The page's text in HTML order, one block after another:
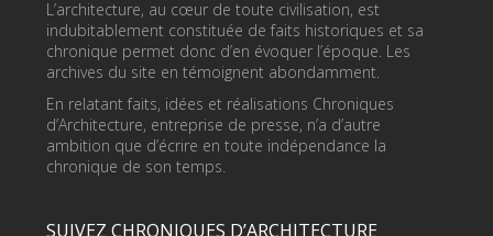
L’architecture, au cœur de toute civilisation, est
indubitablement constituée de faits historiques et sa
chronique permet donc d’en évoquer l’époque. Les
archives du site en témoignent abondamment.
En relatant faits, idées et réalisations Chroniques
d’Architecture, entreprise de presse, n’a d’autre
ambition que d’écrire en toute indépendance la
chronique de son temps.
SUIVEZ CHRONIQUES D’ARCHITECTURE